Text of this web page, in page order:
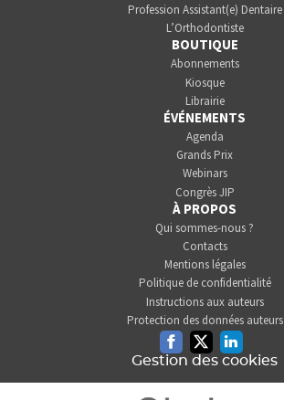
Profession Assistant(e) Dentaire
L’Orthodontiste
BOUTIQUE
Abonnements
Kiosque
Librairie
ÉVÉNEMENTS
Agenda
Grands Prix
Webinars
Congrès JIP
À PROPOS
Qui sommes-nous ?
Contacts
Mentions légales
Politique de confidentialité
Instructions aux auteurs
Protection des données auteurs
FacebookTwitterLinkedin
Gestion des cookies